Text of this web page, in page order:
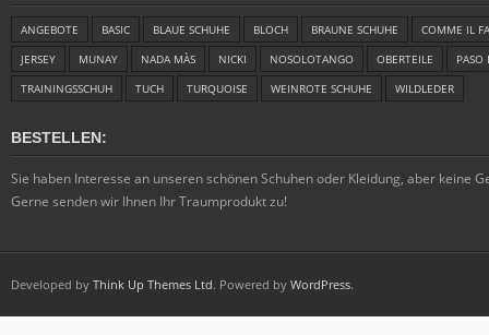
ANGEBOTE BASIC BLAUE SCHUHE BLOCH BRAUNE SCHUHE
COMME IL
JERSEY
MUNAY NADA MÀS NICKI NOSOLOTANGO OBERTEILE
PASO
TRAININGSSCHUH
TUCH TURQUOISE WEINROTE SCHUHE WILDLEDER
BESTELLEN:
Sie haben Interesse an unseren schönen Schuhen oder Kleidung, aber keine
Gerne senden wir Ihnen Ihr Traumprodukt zu!
Developed by Think Up Themes Ltd. Powered by WordPress.